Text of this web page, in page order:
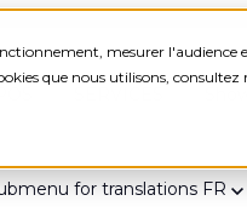
mesurer
que nous utilisons, consultez
for translations FR